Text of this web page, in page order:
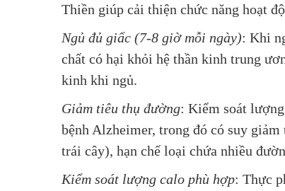
Thiền giúp cải thiện chức năng hoạt
Ngủ đủ giấc (7-8 giờ mỗi ngày): Khi
chất có hại khỏi hệ thần kinh trung
kinh khi ngủ.
Giảm tiêu thụ đường: Kiểm soát
bệnh Alzheimer, trong đó có suy
trái cây), hạn chế loại chứa nhiều
Kiểm soát lượng calo phù hợp: Thực